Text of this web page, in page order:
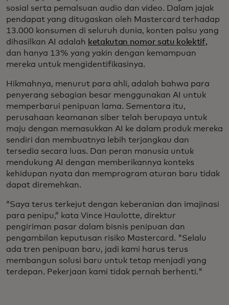
sosial serta pemalsuan audio dan video. Dalam jajak
pendapat yang ditugaskan oleh Mastercard terhadap
13.000 konsumen di seluruh dunia, konten palsu yang
dihasilkan AI adalah ketakutan nomor satu kolektif,
dan hanya 13% yang yakin dengan kemampuan
mereka untuk mengidentifikasinya.
Hikmahnya, menurut para ahli, adalah bahwa para
penyerang sebagian besar menggunakan AI untuk
memperbarui penipuan lama. Sementara itu,
perusahaan keamanan siber telah berupaya untuk
maju dengan memasukkan AI ke dalam produk mereka
sendiri dan membuatnya lebih terjangkau dan
tersedia secara luas. Dan peran manusia untuk
mendukung AI dengan memberikannya konteks
kehidupan nyata dan memprogram aturan baru tidak
dapat diremehkan.
“Saya terus terkejut dengan keberanian dan imajinasi
para penipu,” kata Vince Haulotte, direktur
pengiriman pasar dalam bisnis penipuan dan
pengambilan keputusan risiko Mastercard. "Selalu
ada tren penipuan baru, jadi kami harus terus
membangun solusi baru untuk tetap menjadi yang
terdepan. Pekerjaan kami tidak pernah berhenti."